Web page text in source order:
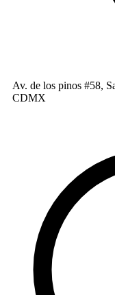
Av. de los pinos #58,
CDMX